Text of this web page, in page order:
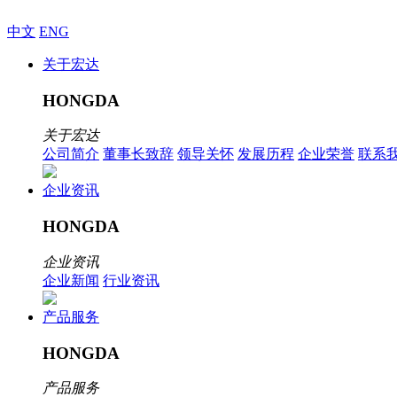
中文 ENG
关于宏达
HONGDA
关于宏达
公司简介 董事长致辞 领导关怀 发展历程 企业荣誉 联系
企业资讯
HONGDA
企业资讯
企业新闻 行业资讯
产品服务
HONGDA
产品服务